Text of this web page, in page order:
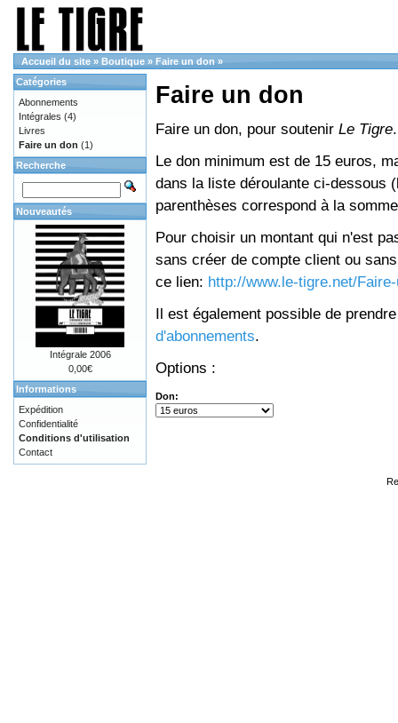
Accueil du site » Boutique » Faire un don »
Faire un don
Faire un don, pour soutenir Le Tigre.
Le don minimum est de 15 euros,
dans la liste déroulante ci-dessous
parenthèses correspond à la
Pour choisir un montant qui n'est
sans créer de compte client ou
ce lien: http://www.le-tigre.net/
Il est également possible de
d'abonnements.
Options :
Don:
Catégories
Abonnements
Intégrales (4)
Livres
Faire un don (1)
Recherche
Nouveautés
Intégrale 2006
0,00€
Informations
Expédition
Confidentialité
Conditions d'utilisation
Contact